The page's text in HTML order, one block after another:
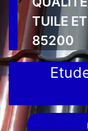
TUILE
85200